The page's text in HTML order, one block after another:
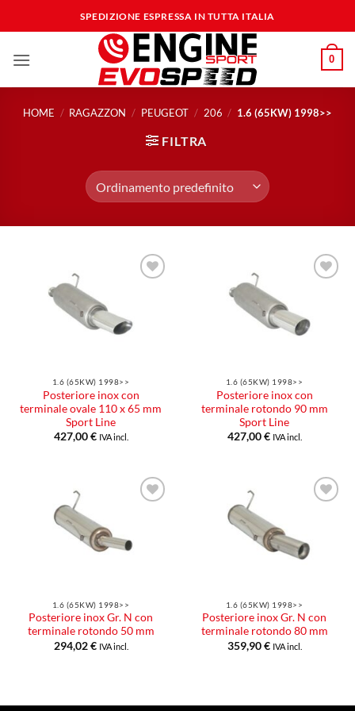
ai
SPEDIZIONE ESPRESSA IN TUTTA ITALIA
0
HOME / RAGAZZON / PEUGEOT / 206 / 1.6 (65KW) 1998>>
FILTRA
desideri
1.6 (65KW) 1998>>
Posteriore inox con
terminale ovale 110 x 65 mm
Sport Line
427,00€ IVA incl.
desideri
1.6 (65KW) 1998>>
Posteriore inox con
terminale rotondo 90 mm
Sport Line
427,00€ IVA incl.
desideri
1.6 (65KW) 1998>>
Posteriore inox Gr. N con
terminale rotondo 50 mm
294,02€ IVA incl.
desideri
1.6 (65KW) 1998>>
Posteriore inox Gr. N con
terminale rotondo 80 mm
359,90€ IVA incl.